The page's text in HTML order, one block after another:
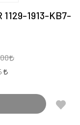
1129-1913-KB7-